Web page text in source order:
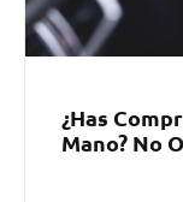
¿Has
Mano? No